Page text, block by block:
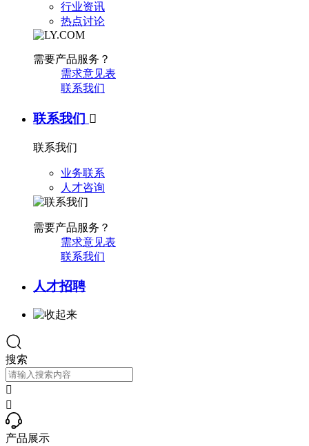
行业资讯
热点讨论
需要产品服务？
需求意见表
联系我们
联系我们 
联系我们
业务联系
人才咨询
需要产品服务？
需求意见表
联系我们
人才招聘
搜索


产品展示